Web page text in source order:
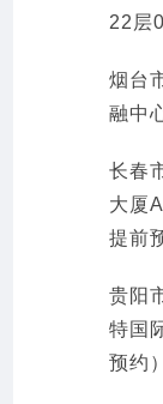
22层
烟台
融中
长春
大厦
提前
贵阳
特国
预约）